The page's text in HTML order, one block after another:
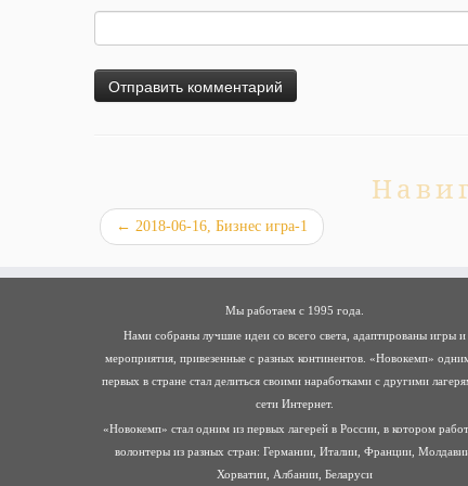
← 2018-06-16, Бизнес игра-1
Мы работаем с 1995 года.
Нами собраны лучшие идеи со всего света, адаптированы игры и
мероприятия, привезенные с разных континентов. «Новокемп»
первых в стране стал делиться своими наработками с другими
сети Интернет.
«Новокемп» стал одним из первых лагерей в России, в котором
волонтеры из разных стран: Германии, Италии, Франции,
Хорватии, Албании, Беларуси